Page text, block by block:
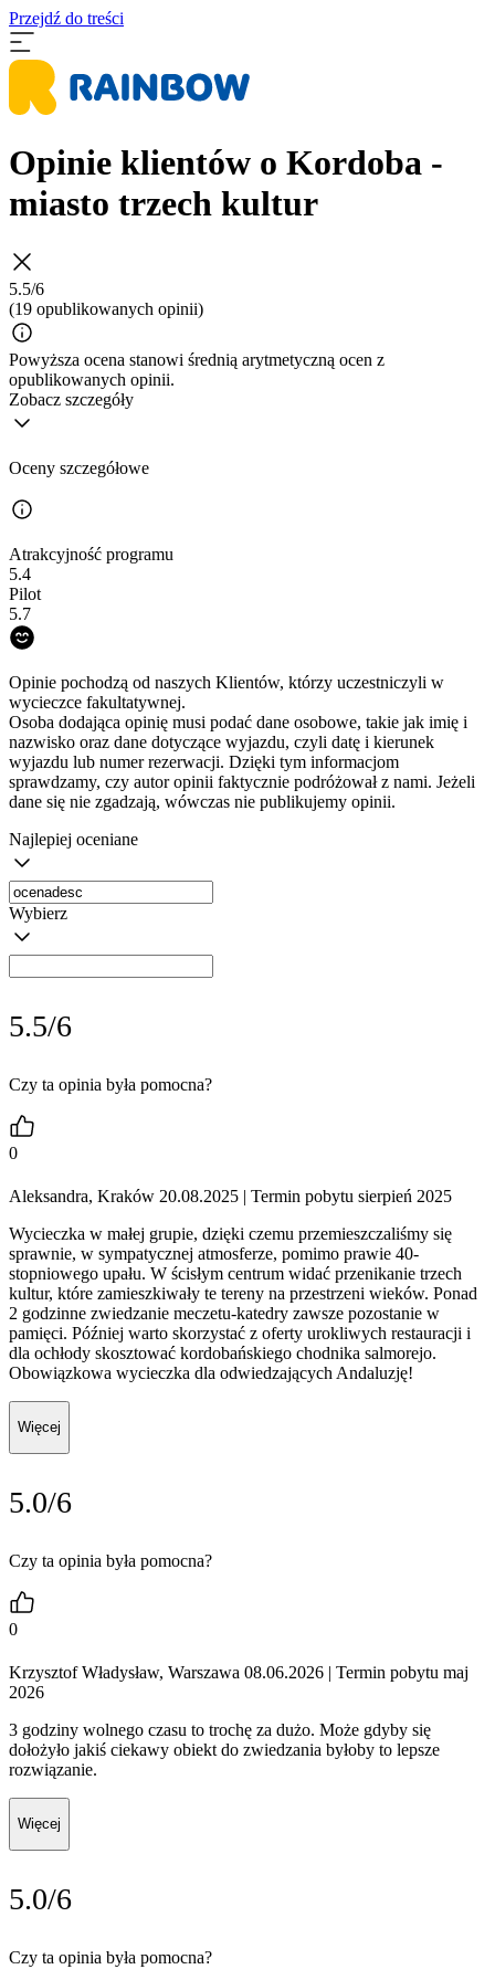
Przejdź do treści
Opinie klientów o Kordoba -
miasto trzech kultur
5.5/6
(19 opublikowanych opinii)
Powyższa ocena stanowi średnią arytmetyczną ocen z
opublikowanych opinii.
Zobacz szczegóły
Oceny szczegółowe
Atrakcyjność programu
5.4
Pilot
5.7
Opinie pochodzą od naszych Klientów, którzy uczestniczyli w
wycieczce fakultatywnej.
Osoba dodająca opinię musi podać dane osobowe, takie jak imię i
nazwisko oraz dane dotyczące wyjazdu, czyli datę i kierunek
wyjazdu lub numer rezerwacji. Dzięki tym informacjom
sprawdzamy, czy autor opinii faktycznie podróżował z nami. Jeżeli
dane się nie zgadzają, wówczas nie publikujemy opinii.
Najlepiej oceniane
Wybierz
5.5/6
Czy ta opinia była pomocna?
0
Aleksandra, Kraków 20.08.2025 | Termin pobytu sierpień 2025
Wycieczka w małej grupie, dzięki czemu przemieszczaliśmy się
sprawnie, w sympatycznej atmosferze, pomimo prawie 40-
stopniowego upału. W ścisłym centrum widać przenikanie trzech
kultur, które zamieszkiwały te tereny na przestrzeni wieków. Ponad
2 godzinne zwiedzanie meczetu-katedry zawsze pozostanie w
pamięci. Później warto skorzystać z oferty urokliwych restauracji i
dla ochłody skosztować kordobańskiego chodnika salmorejo.
Obowiązkowa wycieczka dla odwiedzających Andaluzję!
Więcej
5.0/6
Czy ta opinia była pomocna?
0
Krzysztof Władysław, Warszawa 08.06.2026 | Termin pobytu maj
2026
3 godziny wolnego czasu to trochę za dużo. Może gdyby się
dołożyło jakiś ciekawy obiekt do zwiedzania byłoby to lepsze
rozwiązanie.
Więcej
5.0/6
Czy ta opinia była pomocna?